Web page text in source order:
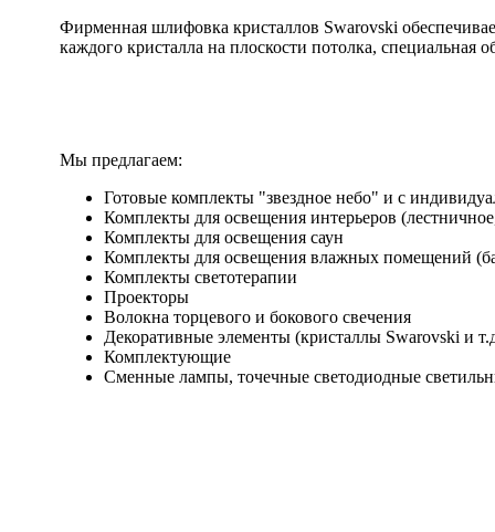
Фирменная шлифовка кристаллов Swarovski
каждого кристалла на плоскости потолка, специальная
Мы предлагаем:
Готовые комплекты "звездное небо" и с
Комплекты для освещения интерьеров
Комплекты для освещения саун
Комплекты для освещения влажных помещений
Комплекты светотерапии
Проекторы
Волокна торцевого и бокового свечения
Декоративные элементы (кристаллы Swarovski и
Комплектующие
Сменные лампы, точечные светодиодные